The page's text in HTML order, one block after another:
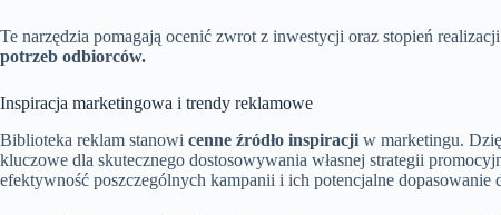
Te narzędzia pomagają ocenić zwrot z inwestycji oraz stopień
potrzeb odbiorców.
Inspiracja marketingowa i trendy reklamowe
Biblioteka reklam stanowi cenne źródło inspiracji w marketingu.
kluczowe dla skutecznego dostosowywania własnej strategii
efektywność poszczególnych kampanii i ich potencjalne dopasowanie